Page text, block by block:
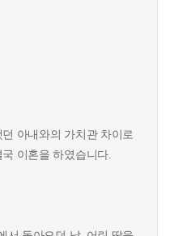
아내와의 가치관 차이로
이혼을 하였습니다.